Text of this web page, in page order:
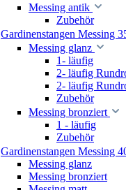
Messing antik
Zubehör
Gardinenstangen Messing
Messing glanz
1- läufig
2- läufig
2- läufig
Zubehör
Messing bronziert
1 - läufig
Zubehör
Gardinenstangen Messing
Messing glanz
Messing bronziert